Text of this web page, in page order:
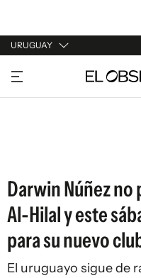
URUGUAY
URUGUAY
ARGENTINA
Darwin Núñez
Al-Hilal y este
para su nuevo
El uruguayo sigue de